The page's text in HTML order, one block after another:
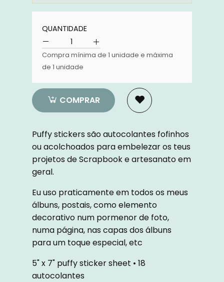
Quantidade
QUANTIDADE
Compra mínima de 1 unidade e máxima
de 1 unidade
COMPRAR
Puffy stickers são autocolantes fofinhos
ou acolchoados para embelezar os teus
projetos de Scrapbook e artesanato em
geral.
Eu uso praticamente em todos os meus
álbuns, postais, como elemento
decorativo num pormenor de foto,
numa página, nas capas dos álbuns
para um toque especial, etc
5" x 7" puffy sticker sheet • 18
autocolantes